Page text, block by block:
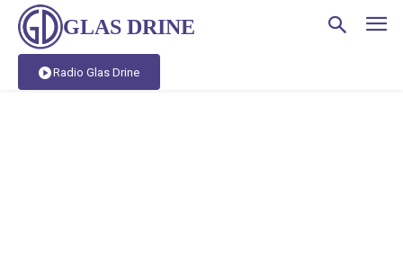
GLAS DRINE
Radio Glas Drine